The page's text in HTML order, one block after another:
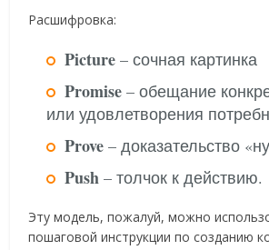
Расшифровка:
Picture – сочная картинка
Promise – обещание
или удовлетворения
Prove – доказательство
Push – толчок к действию.
Эту модель, пожалуй, можно
пошаговой инструкции по созданию